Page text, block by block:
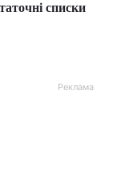
списки
Реклама